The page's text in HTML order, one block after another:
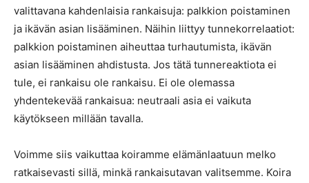
valittavana kahdenlaisia rankaisuja: palkkion poistaminen
ja ikävän asian lisääminen. Näihin liittyy tunnekorrelaatiot:
palkkion poistaminen aiheuttaa turhautumista, ikävän
asian lisääminen ahdistusta. Jos tätä tunnereaktiota ei
tule, ei rankaisu ole rankaisu. Ei ole olemassa
yhdentekevää rankaisua: neutraali asia ei vaikuta
käytökseen millään tavalla.
Voimme siis vaikuttaa koiramme elämänlaatuun melko
ratkaisevasti sillä, minkä rankaisutavan valitsemme. Koira